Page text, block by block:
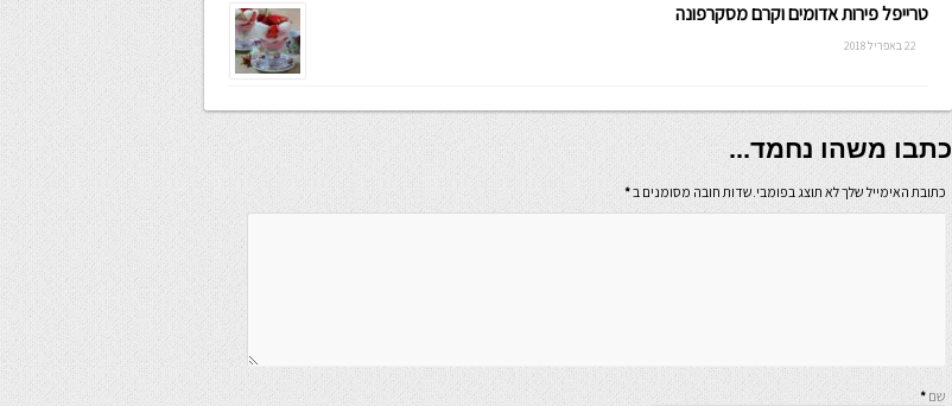
טרייפל פירות אדומים וקרם מסקרפונה
22 באפריל 2018
כתבו משהו נחמד...
כתובת האימייל שלך לא תוצג בפומבי.שדות חובה מסומנים ב*
שם *